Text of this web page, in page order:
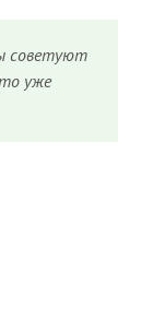
советуют
уже